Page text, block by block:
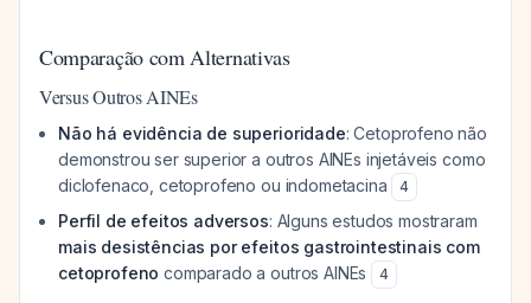
Comparação com Alternativas
Versus Outros AINEs
Não há evidência de superioridade: Cetoprofeno não
demonstrou ser superior a outros AINEs injetáveis como
diclofenaco, cetoprofeno ou indometacina
4
Perfil de efeitos adversos: Alguns estudos mostraram
mais desistências por efeitos gastrointestinais com
cetoprofeno comparado a outros AINEs 4